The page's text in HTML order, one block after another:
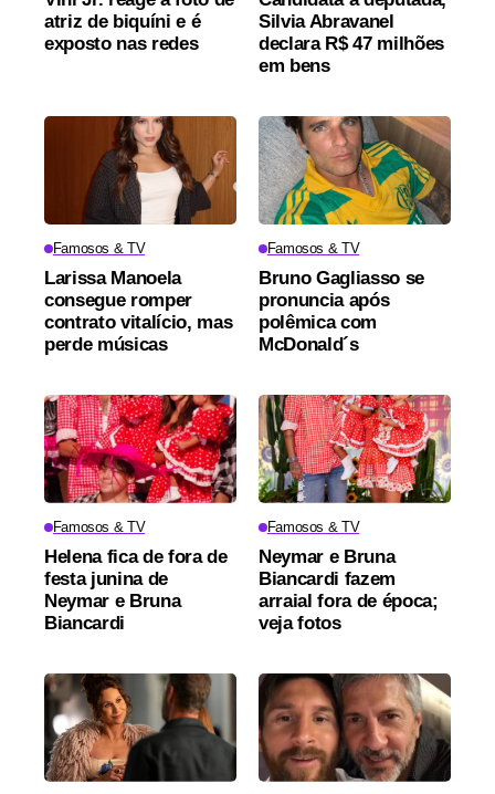
atriz de biquíni e é
exposto nas redes
Silvia Abravanel
declara R$ 47 milhões
em bens
Famosos & TV
Larissa Manoela
consegue romper
contrato vitalício, mas
perde músicas
Famosos & TV
Bruno Gagliasso se
pronuncia após
polêmica com
McDonald´s
Famosos & TV
Helena fica de fora de
festa junina de
Neymar e Bruna
Biancardi
Famosos & TV
Neymar e Bruna
Biancardi fazem
arraial fora de época;
veja fotos